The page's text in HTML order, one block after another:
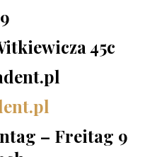
45c
– Freitag 9